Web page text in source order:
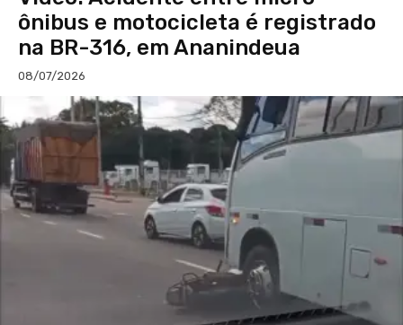
ônibus e motocicleta é registrado
na BR-316, em Ananindeua
08/07/2026